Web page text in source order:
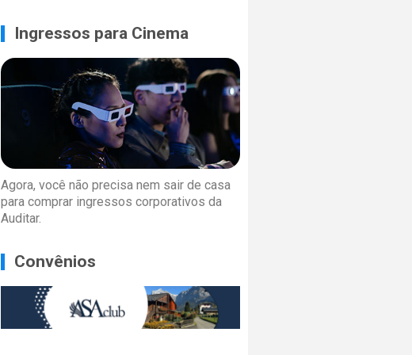
Ingressos para Cinema
Agora, você não precisa nem sair de casa
para comprar ingressos corporativos da
Auditar.
Convênios